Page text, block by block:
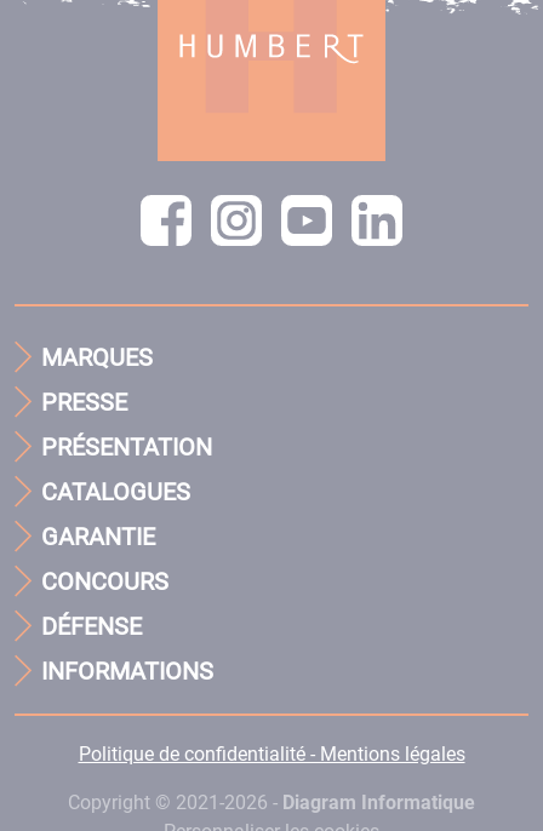
MARQUES
PRESSE
PRÉSENTATION
CATALOGUES
GARANTIE
CONCOURS
DÉFENSE
INFORMATIONS
Politique de confidentialité - Mentions légales
Copyright © 2021-2026 - Diagram Informatique